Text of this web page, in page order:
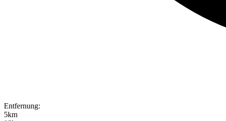
Entfernung:
5km